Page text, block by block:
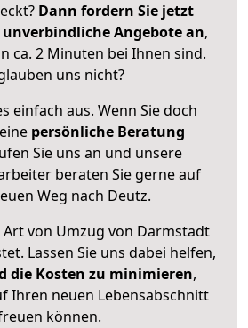
Dann fordern Sie jetzt
Angebote an,
ca. 2 Minuten bei Ihnen sind.
uns nicht?
einfach aus. Wenn Sie doch
persönliche Beratung
Sie uns an und unsere
beraten Sie gerne auf
Weg nach Deutz.
von Umzug von Darmstadt
Lassen Sie uns dabei helfen,
die Kosten zu minimieren,
Ihren neuen Lebensabschnitt
können.